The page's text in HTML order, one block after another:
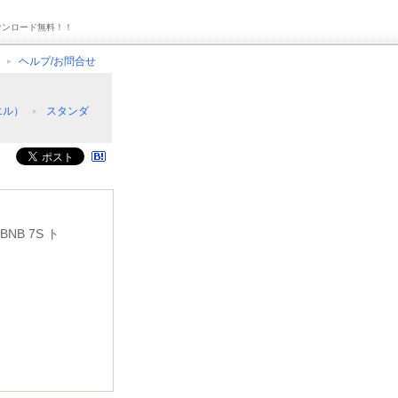
ロード無料！！
ヘルプ/お問合せ
）
スタンダ
7S ト